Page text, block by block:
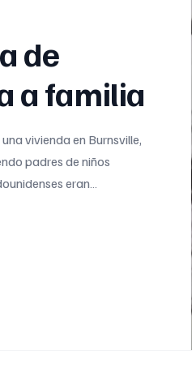
de
a familia
vivienda en Burnsville,
padres de niños
eran